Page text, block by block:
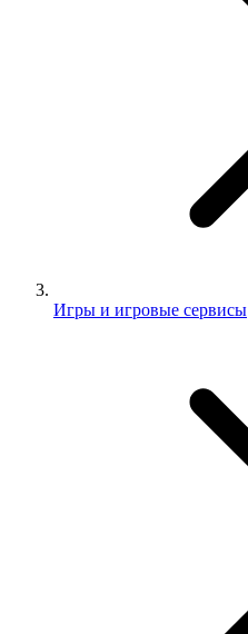
Игры и игровые сервисы